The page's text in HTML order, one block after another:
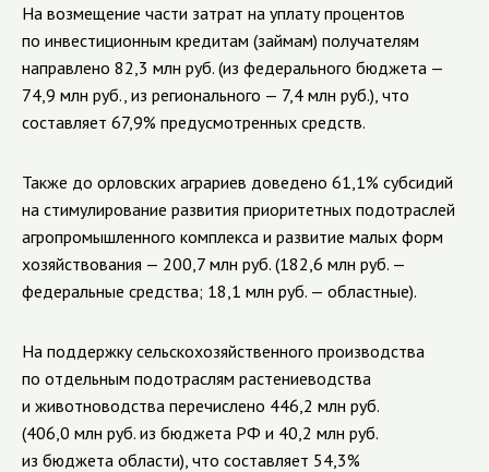
На возмещение части затрат на уплату процентов
по инвестиционным кредитам (займам) получателям
направлено 82,3 млн руб. (из федерального бюджета —
74,9 млн руб., из регионального — 7,4 млн руб.), что
составляет 67,9% предусмотренных средств.
Также до орловских аграриев доведено 61,1% субсидий
на стимулирование развития приоритетных подотраслей
агропромышленного комплекса и развитие малых форм
хозяйствования — 200,7 млн руб. (182,6 млн руб. —
федеральные средства; 18,1 млн руб. — областные).
На поддержку сельскохозяйственного производства
по отдельным подотраслям растениеводства
и животноводства перечислено 446,2 млн руб.
(406,0 млн руб. из бюджета РФ и 40,2 млн руб.
из бюджета области), что составляет 54,3%